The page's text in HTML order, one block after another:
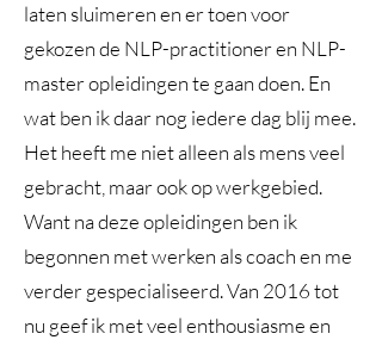
laten sluimeren en er toen voor
gekozen de NLP-practitioner en NLP-
master opleidingen te gaan doen. En
wat ben ik daar nog iedere dag blij mee.
Het heeft me niet alleen als mens veel
gebracht, maar ook op werkgebied.
Want na deze opleidingen ben ik
begonnen met werken als coach en me
verder gespecialiseerd. Van 2016 tot
nu geef ik met veel enthousiasme en